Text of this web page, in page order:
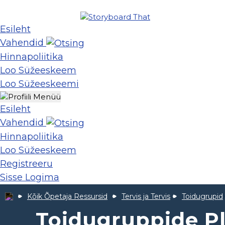
Esileht
Vahendid
Hinnapoliitika
Loo Süžeeskeem
Loo Süžeeskeemi
Esileht
Vahendid
Hinnapoliitika
Loo Süžeeskeem
Registreeru
Sisse Logima
Kõik Õpetaja Ressursid Tervis ja Tervis Toidugrupid
Toidugruppide